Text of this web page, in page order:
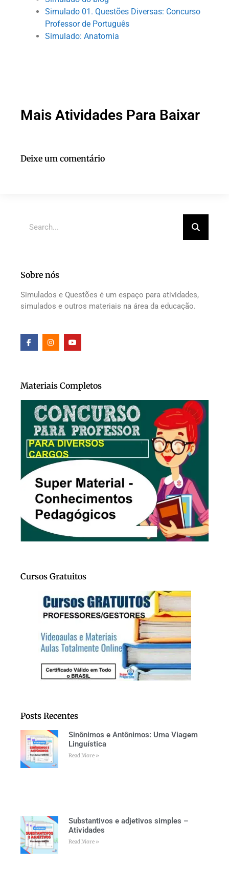
Simulado 01. Questões Diversas: Concurso
Professor de Português
Simulado: Anatomia
Mais Atividades Para Baixar
Deixe um comentário
Sobre nós
Simulados e Questões é um espaço para atividades,
simulados e outros materiais na área da educação.
Materiais Completos
Cursos Gratuitos
Posts Recentes
Sinônimos e Antônimos: Uma Viagem
Linguística
Read More »
Substantivos e adjetivos simples –
Atividades
Read More »